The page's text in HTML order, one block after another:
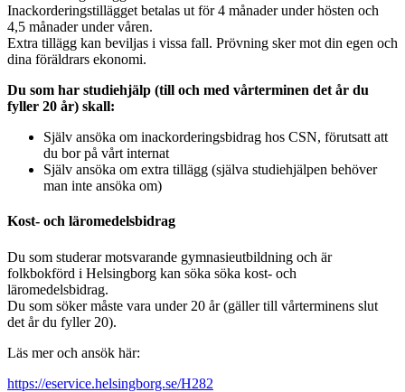
Inackorderingstillägget betalas ut för 4 månader under hösten och
4,5 månader under våren.
Extra tillägg kan beviljas i vissa fall. Prövning sker mot din egen och
dina föräldrars ekonomi.
Du som har studiehjälp (till och med vårterminen det år du
fyller 20 år) skall:
Själv ansöka om inackorderingsbidrag hos CSN, förutsatt att
du bor på vårt internat
Själv ansöka om extra tillägg (själva studiehjälpen behöver
man inte ansöka om)
Kost- och läromedelsbidrag
Du som studerar motsvarande gymnasieutbildning och är
folkbokförd i Helsingborg kan söka söka kost- och
läromedelsbidrag.
Du som söker måste vara under 20 år (gäller till vårterminens slut
det år du fyller 20).
Läs mer och ansök här:
https://eservice.helsingborg.se/H282